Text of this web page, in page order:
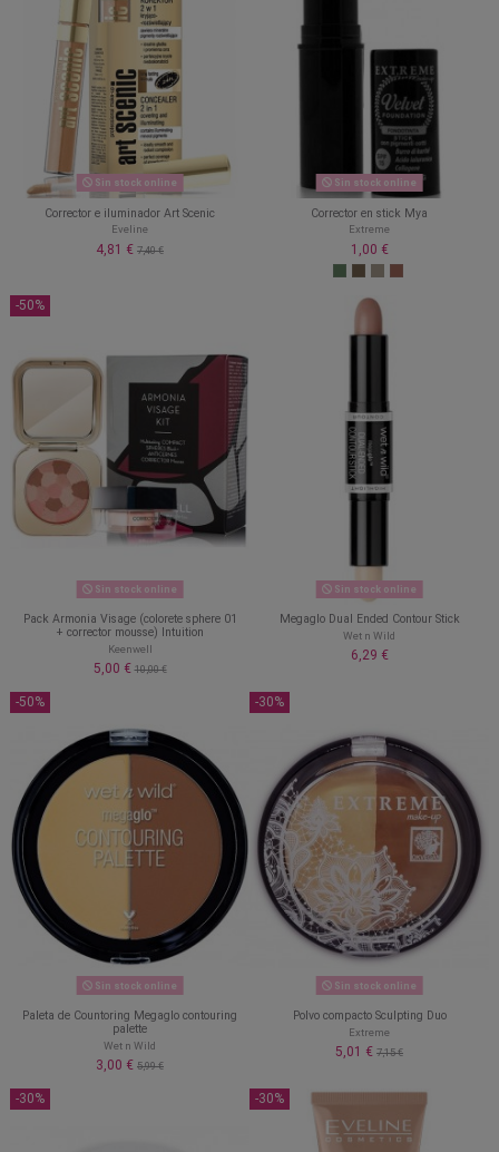
Sin stock online
Corrector e iluminador Art Scenic
Eveline
4,81 € 7,40 €
Sin stock online
Corrector en stick Mya
Extreme
1,00 €
-50%
Sin stock online
Pack Armonia Visage (colorete sphere 01
+ corrector mousse) Intuition
Keenwell
5,00 €10,00 €
Sin stock online
Megaglo Dual Ended Contour Stick
Wet n Wild
6,29 €
-50%
Sin stock online
Paleta de Countoring Megaglo contouring
palette
Wet n Wild
3,00 € 5,99 €
-30%
Sin stock online
Polvo compacto Sculpting Duo
Extreme
5,01 € 7,15 €
-30% -30%